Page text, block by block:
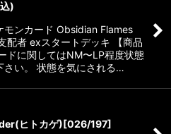
込む
)
モンカード Obsidian Flames
配者 exスタートデッキ 【商品
ドに関してはNM〜LP程度状態
さい。 状態を気にされる…
ヒトカゲ)[026/197]